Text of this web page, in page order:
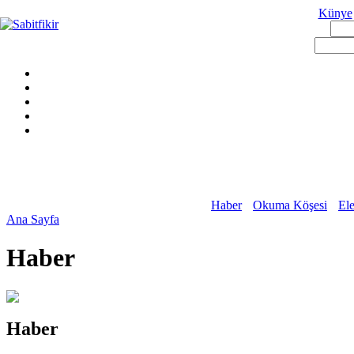
Künye
Haber Okuma Köşesi
Ana Sayfa
Haber
Haber